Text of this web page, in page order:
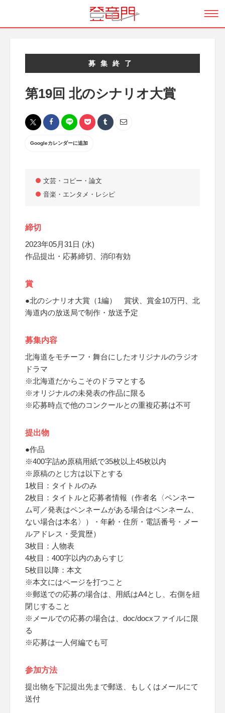
募集終了
第19回 北のシナリオ大賞
Googleカレンダーに追加
文芸・コピー・論文
音楽・エンタメ・レシピ
締切
2023年05月31日 (水)
作品提出・応募締切、消印有効
賞
●北のシナリオ大賞（1編） 賞状、賞金10万円、北
海道内の放送局で制作・放送予定
募集内容
北海道をモチーフ・舞台にしたオリジナルのラジオ
ドラマ
※北海道だからこそのドラマとする
※オリジナルの未発表の作品に限る
※応募時点で他のコンクールとの重複応募は不可
提出物
●作品
※400字詰め原稿用紙で35枚以上45枚以内
※原稿のとじ方は以下とする
1枚目：タイトルのみ
2枚目：タイトルと応募者情報（作者名〈ペンネー
ム可／発表はペンネームがある場合はペンネーム、
ない場合は本名〉）・年齢・住所・電話番号・メー
ルアドレス・受賞歴）
3枚目：人物表
4枚目：400字以内のあらすじ
5枚目以降：本文
※本文にはページを打つこと
※郵送での応募の場合は、用紙はA4とし、右側を紐
閉じすること
※メールでの応募の場合は、doc/docxファイルに限
る
※応募は一人何編でも可
参加方法
提出物を下記提出先まで郵送、もしくはメールにて
送付